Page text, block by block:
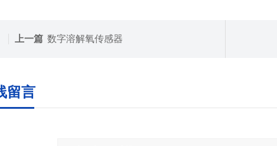
上一篇 数字溶解氧传感器
留言